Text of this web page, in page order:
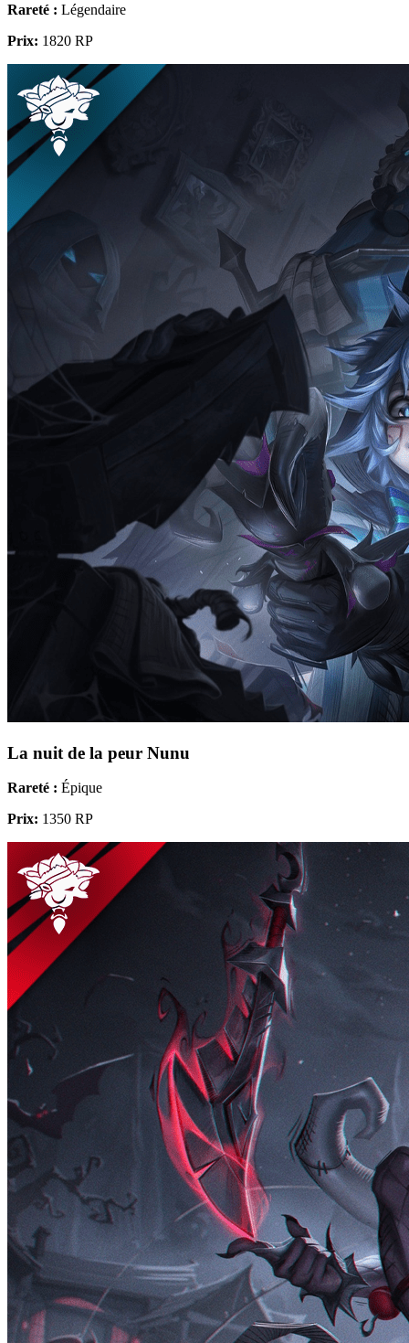
Rareté : Légendaire
Prix: 1820 RP
La nuit de la peur Nunu
Rareté : Épique
Prix: 1350 RP